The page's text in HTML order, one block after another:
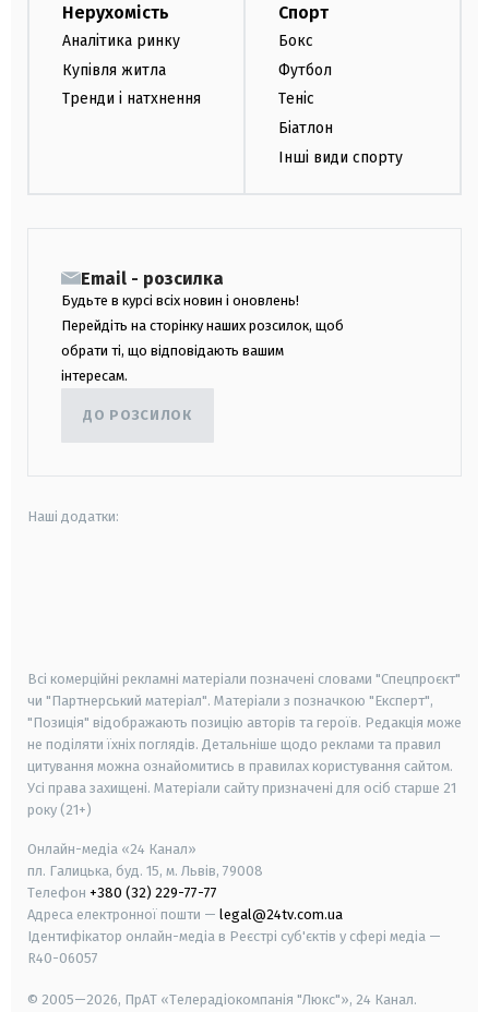
Нерухомість
Аналітика ринку
Купівля житла
Тренди і натхнення
Спорт
Бокс
Футбол
Теніс
Біатлон
Інші види спорту
Email - розсилка
Будьте в курсі всіх новин і оновлень!
Перейдіть на сторінку наших розсилок, щоб
обрати ті, що відповідають вашим
інтересам.
ДО РОЗСИЛОК
Наші додатки:
Всі комерційні рекламні матеріали позначені словами "Спецпроєкт"
чи "Партнерський матеріал". Матеріали з позначкою "Експерт",
"Позиція" відображають позицію авторів та героїв. Редакція може
не поділяти їхніх поглядів. Детальніше щодо реклами та правил
цитування можна ознайомитись в правилах користування сайтом.
Усі права захищені. Матеріали сайту призначені для осіб старше 21
року (21+)
Онлайн-медіа «24 Канал»
пл. Галицька, буд. 15, м. Львів, 79008
Телефон +380 (32) 229-77-77
Адреса електронної пошти — legal@24tv.com.ua
Ідентифікатор онлайн-медіа в Реєстрі суб'єктів у сфері медіа —
R40-06057
© 2005—2026, ПрАТ «Телерадіокомпанія "Люкс"», 24 Канал.